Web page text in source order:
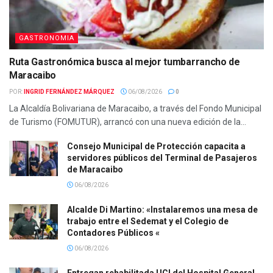
GASTRONOMIA
Ruta Gastronómica busca al mejor tumbarrancho de
Maracaibo
POR: INGRID FERNÁNDEZ MÁRQUEZ 06/08/2026 0
La Alcaldía Bolivariana de Maracaibo, a través del Fondo Municipal
de Turismo (FOMUTUR), arrancó con una nueva edición de la...
Consejo Municipal de Protección capacita a
servidores públicos del Terminal de Pasajeros
de Maracaibo
06/08/2026
Alcalde Di Martino: «Instalaremos una mesa de
trabajo entre el Sedemat y el Colegio de
Contadores Públicos «
06/08/2026